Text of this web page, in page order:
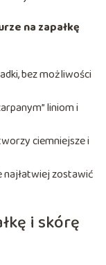
na zapałkę
bez możliwości
liniom i
ciemniejsze i
najłatwiej zostawić
i skórę